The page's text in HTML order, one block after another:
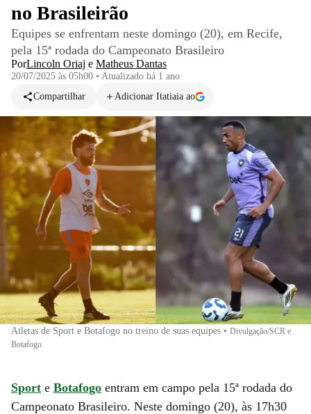
no Brasileirão
Equipes se enfrentam neste domingo (20), em Recife,
pela 15ª rodada do Campeonato Brasileiro
PorLincoln Oriaj e Matheus Dantas
20/07/2025 às 05h00 • Atualizado há 1 ano
Compartilhar
Adicionar Itatiaia ao
Atletas de Sport e Botafogo no treino de suas equipes • Divulgação/SCR e
Botafogo
Sport e Botafogo entram em campo pela 15ª rodada do
Campeonato Brasileiro. Neste domingo (20), às 17h30